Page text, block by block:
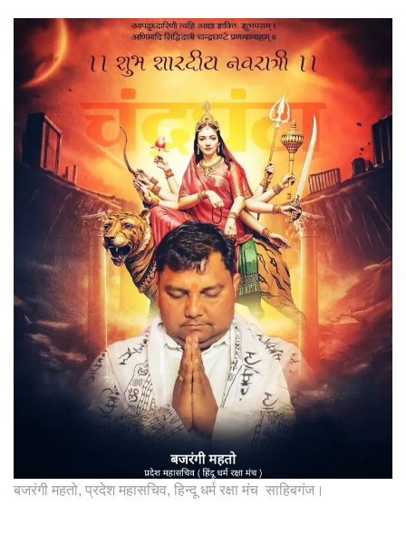
बजरंगी महतो, प्रदेश महासचिव, हिन्दू धर्म रक्षा मंच साहिबगंज।